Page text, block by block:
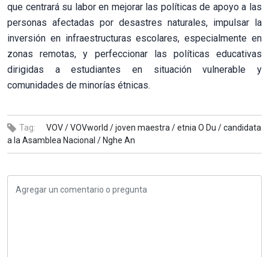
que centrará su labor en mejorar las políticas de apoyo a las
personas afectadas por desastres naturales, impulsar la
inversión en infraestructuras escolares, especialmente en
zonas remotas, y perfeccionar las políticas educativas
dirigidas a estudiantes en situación vulnerable y
comunidades de minorías étnicas.
Tag: VOV /VOVworld /joven maestra /etnia O Du /candidata
a la Asamblea Nacional / Nghe An